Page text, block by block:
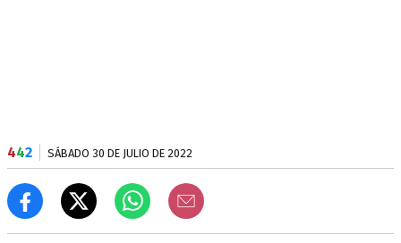
442 SÁBADO 30 DE JULIO DE 2022